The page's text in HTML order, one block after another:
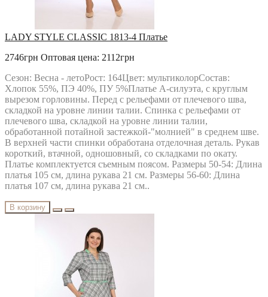
LADY STYLE CLASSIC 1813-4 Платье
2746грн Оптовая цена: 2112грн
Сезон: Весна - летоРост: 164Цвет: мультиколорСостав:
Хлопок 55%, ПЭ 40%, ПУ 5%Платье А-силуэта, с круглым
вырезом горловины. Перед с рельефами от плечевого шва,
складкой на уровне линии талии. Спинка с рельефами от
плечевого шва, складкой на уровне линии талии,
обработанной потайной застежкой-"молнией" в среднем шве.
В верхней части спинки обработана отделочная деталь. Рукав
короткий, втачной, одношовный, со складками по окату.
Платье комплектуется съемным поясом. Размеры 50-54: Длина
платья 105 см, длина рукава 21 см. Размеры 56-60: Длина
платья 107 см, длина рукава 21 см..
В корзину